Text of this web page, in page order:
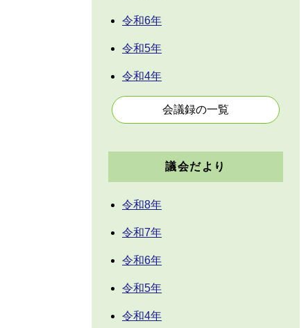
令和6年
令和5年
令和4年
会議録の一覧
議会だより
令和8年
令和7年
令和6年
令和5年
令和4年